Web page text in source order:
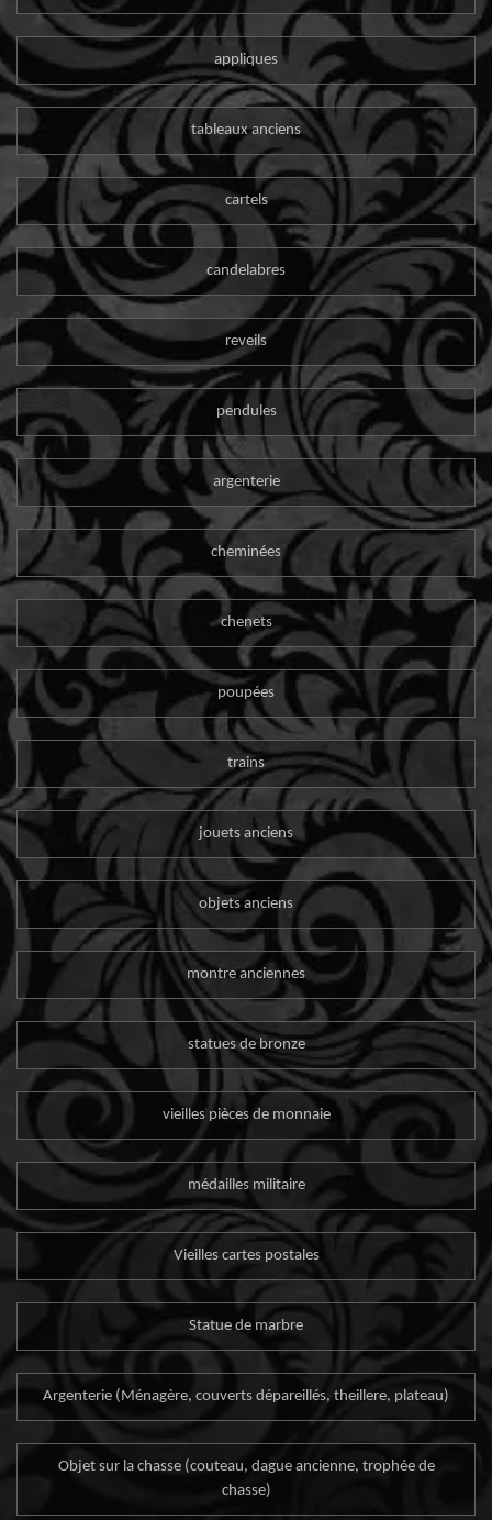
appliques
tableaux anciens
cartels
candelabres
reveils
pendules
argenterie
cheminées
chenets
poupées
trains
jouets anciens
objets anciens
montre anciennes
statues de bronze
vieilles pièces de monnaie
médailles militaire
Vieilles cartes postales
Statue de marbre
Argenterie (Ménagère, couverts dépareillés, theillere, plateau)
Objet sur la chasse (couteau, dague ancienne, trophée de
chasse)